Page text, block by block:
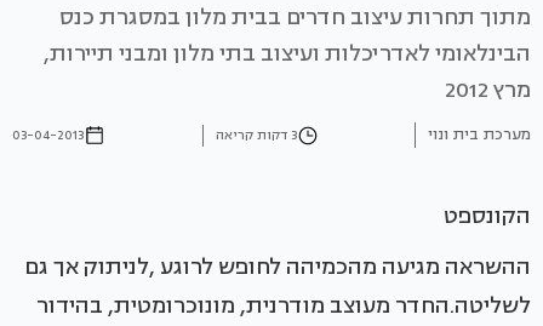
מתוך תחרות עיצוב חדרים בבית מלון במסגרת כנס
הבינלאומי לאדריכלות ועיצוב בתי מלון ומבני תיירות,
מרץ 2012
מערכת בית ונוי 3 דקות קריאה 03-04-2013
הקונספט
ההשראה מגיעה מהכמיהה לחופש לרוגע ,לניתוק אך גם
לשליטה.החדר מעוצב מודרנית, מונוכרומטית, בהידור